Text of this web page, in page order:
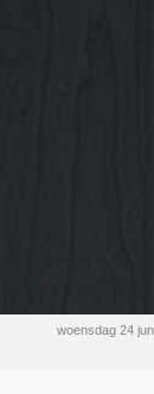
woensdag 24